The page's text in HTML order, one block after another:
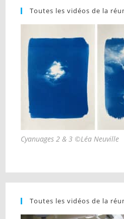
Toutes les vidéos de la
Cyanuages 2 & 3 ©Léa Neuville
Toutes les vidéos de la